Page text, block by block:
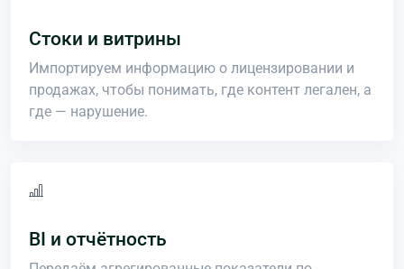
Стоки и витрины
Импортируем информацию о лицензировании и
продажах, чтобы понимать, где контент легален, а
где — нарушение.
BI и отчётность